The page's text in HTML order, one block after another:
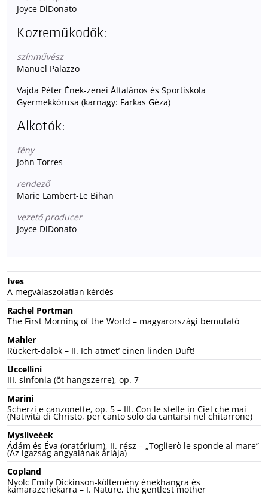
Joyce DiDonato
Közreműködők:
színművész
Manuel Palazzo
Vajda Péter Ének-zenei Általános és Sportiskola
Gyermekkórusa (karnagy: Farkas Géza)
Alkotók:
fény
John Torres
rendező
Marie Lambert-Le Bihan
vezető producer
Joyce DiDonato
Ives
A megválaszolatlan kérdés
Rachel Portman
The First Morning of the World – magyarországi bemutató
Mahler
Rückert-dalok – II. Ich atmet’ einen linden Duft!
Uccellini
III. sinfonia (öt hangszerre), op. 7
Marini
Scherzi e canzonette, op. 5 – III. Con le stelle in Ciel che mai
(Natività di Christo, per canto solo da cantarsi nel chitarrone)
Mysliveèek
Ádám és Éva (oratórium), II. rész – „Toglierò le sponde al mare”
(Az igazság angyalának áriája)
Copland
Nyolc Emily Dickinson-költemény énekhangra és
kamarazenekarra – I. Nature, the gentlest mother